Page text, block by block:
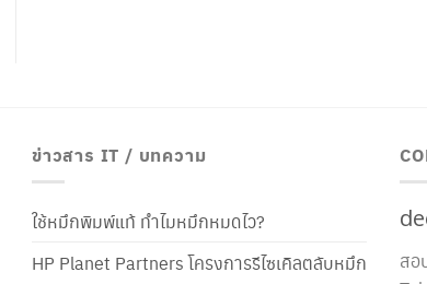
ข่าวสาร IT / บทความ
ใช้หมึกพิมพ์แท้ ทำไมหมึกหมดไว?
HP Planet Partners โครงการรีไซเคิลตลับหมึก
สอ